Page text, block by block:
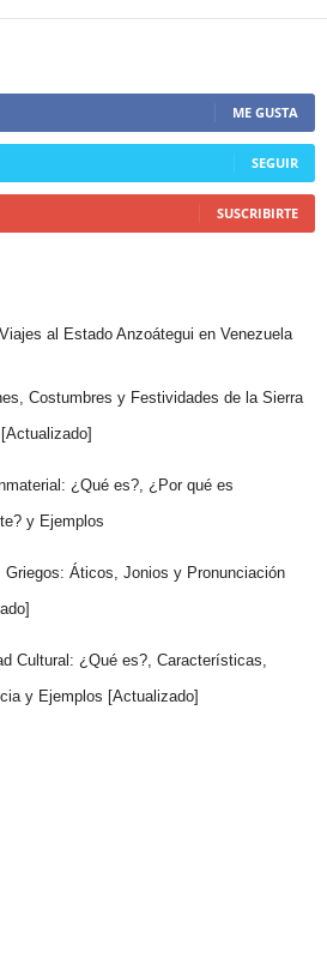
ME GUSTA
SEGUIR
SUSCRIBIRTE
al Estado Anzoátegui en Venezuela
Costumbres y Festividades de la Sierra
¿Qué es?, ¿Por qué es
y Ejemplos
Griegos: Áticos, Jonios y Pronunciación
Cultural: ¿Qué es?, Características,
y Ejemplos [Actualizado]